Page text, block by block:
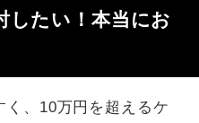
したい！本当にお
、10万円を超えるケ